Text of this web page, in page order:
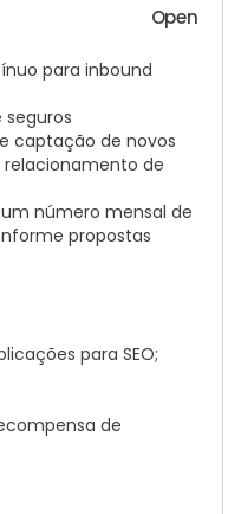
Open
para inbound
captação de novos
de
número mensal de
propostas
para SEO;
de